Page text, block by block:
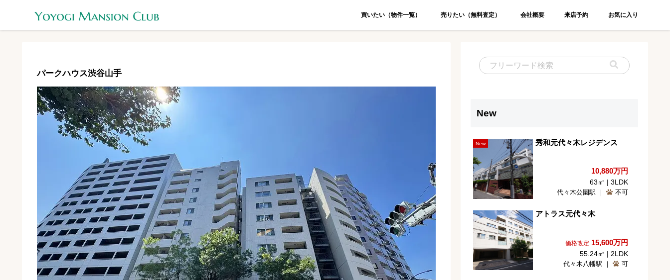
買いたい（物件一覧） 売りたい（無料査定） 会社概要 来店予約 お気に入り
パークハウス渋谷山手
New
New 秀和元代々木レジデンス
10,880万円
63㎡ | 3LDK
代々木公園駅 ｜ 不可
アトラス元代々木
価格改定 15,600万円
55.24㎡ | 2LDK
代々木八幡駅 ｜ 可